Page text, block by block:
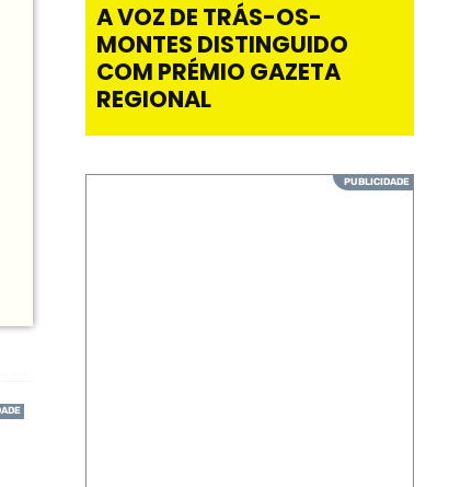
A VOZ DE TRÁS-OS-
MONTES DISTINGUIDO
COM PRÉMIO GAZETA
REGIONAL